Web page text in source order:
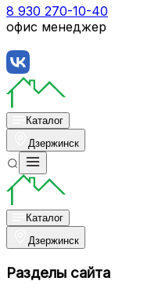
8 930 270-10-40
офис менеджер
Каталог
Дзержинск
Каталог
Дзержинск
Разделы сайта